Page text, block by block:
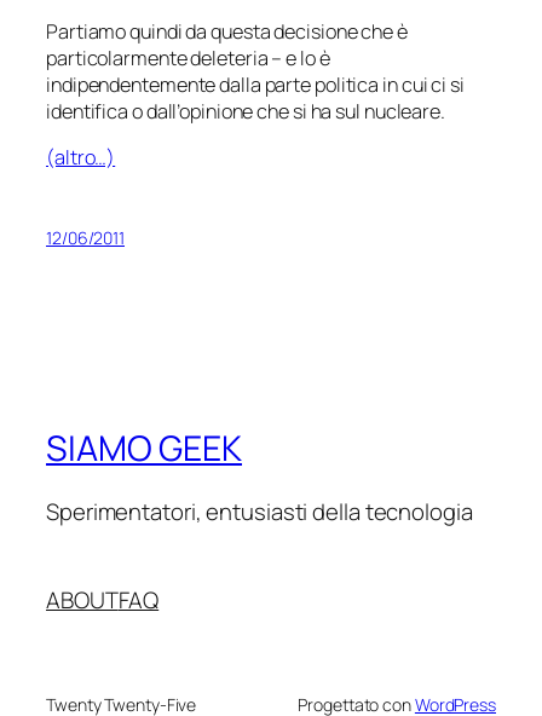
Partiamo quindi da questa decisione che è
particolarmente deleteria – e lo è
indipendentemente dalla parte politica in cui ci si
identifica o dall’opinione che si ha sul nucleare.
(altro…)
12/06/2011
SIAMO GEEK
Sperimentatori, entusiasti della tecnologia
ABOUTFAQ
Twenty Twenty-Five Progettato conWordPress